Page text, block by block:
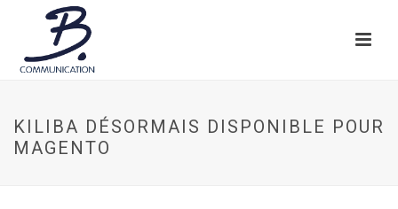
KILIBA DÉSORMAIS DISPONIBLE POUR
MAGENTO